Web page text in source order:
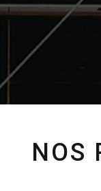
NOS